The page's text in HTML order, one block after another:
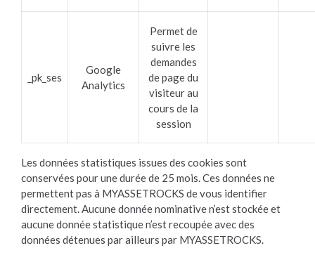
_pk_ses
Google
Analytics
Permet de
suivre les
demandes
de page du
visiteur au
cours de la
session
Les données statistiques issues des cookies sont
conservées pour une durée de 25 mois. Ces données ne
permettent pas à MYASSETROCKS de vous identifier
directement. Aucune donnée nominative n’est stockée et
aucune donnée statistique n’est recoupée avec des
données détenues par ailleurs par MYASSETROCKS.